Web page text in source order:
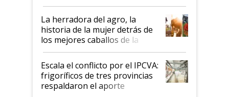
la iniciativa que ya reúne a 46
establecimientos en Argentina
La herradora del agro, la
historia de la mujer detrás de
los mejores caballos de la
Argentina y los mitos que
todavía hacen sufrir a estos
animales: "Mientras me
descalificaban, yo seguí
haciendo currículum"
Escala el conflicto por el IPCVA:
frigoríficos de tres provincias
respaldaron el aporte